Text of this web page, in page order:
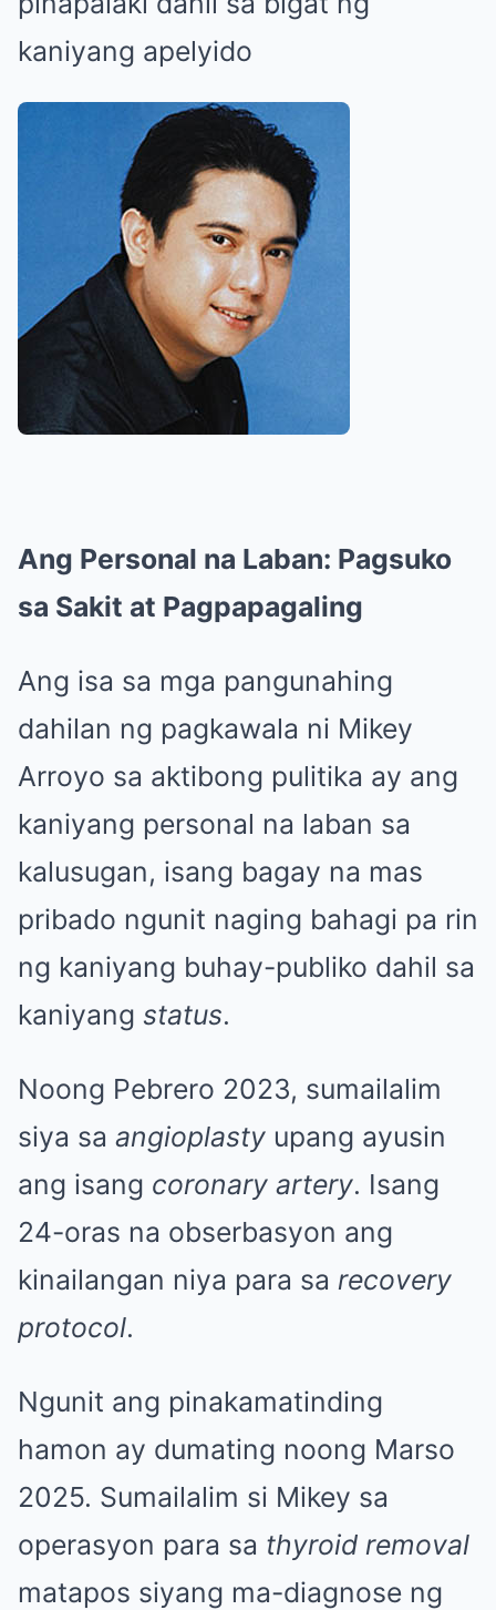
kaniyang apelyido
Ang Personal na Laban: Pagsuko
sa Sakit at Pagpapagaling
Ang isa sa mga pangunahing
dahilan ng pagkawala ni Mikey
Arroyo sa aktibong pulitika ay ang
kaniyang personal na laban sa
kalusugan, isang bagay na mas
pribado ngunit naging bahagi pa rin
ng kaniyang buhay-publiko dahil sa
kaniyang status.
Noong Pebrero 2023, sumailalim
siya sa angioplasty upang ayusin
ang isang coronary artery. Isang
24-oras na obserbasyon ang
kinailangan niya para sa recovery
protocol.
Ngunit ang pinakamatinding
hamon ay dumating noong Marso
2025. Sumailalim si Mikey sa
operasyon para sa thyroid removal
matapos siyang ma-diagnose ng